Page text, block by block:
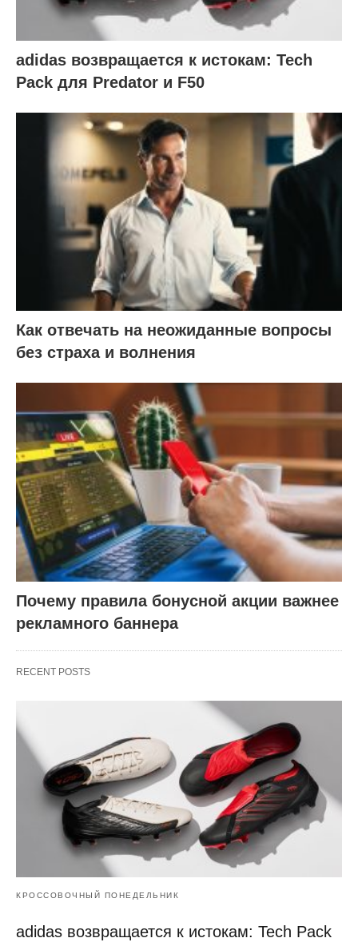
adidas возвращается к истокам: Tech
Pack для Predator и F50
Как отвечать на неожиданные вопросы
без страха и волнения
Почему правила бонусной акции важнее
рекламного баннера
RECENT POSTS
КРОССОВОЧНЫЙ ПОНЕДЕЛЬНИК
adidas возвращается к истокам: Tech Pack